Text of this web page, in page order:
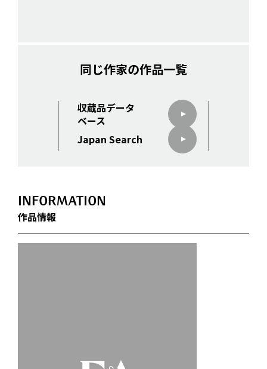
同じ作家の作品一覧
収蔵品データ
ベース
Japan Search
INFORMATION
作品情報